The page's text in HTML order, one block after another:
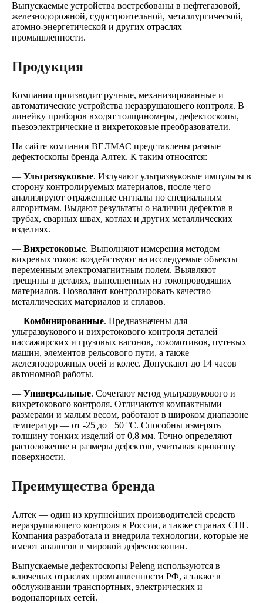
Выпускаемые устройства востребованы в нефтегазовой,
железнодорожной, судостроительной, металлургической,
атомно-энергетической и других отраслях
промышленности.
Продукция
Компания производит ручные, механизированные и
автоматические устройства неразрушающего контроля. В
линейку приборов входят толщиномеры, дефектоскопы,
пьезоэлектрические и вихретоковые преобразователи.
На сайте компании ВЕЛМАС представлены разные
дефектоскопы бренда Алтек. К таким относятся:
— Ультразвуковые. Излучают ультразвуковые импульсы в
сторону контролируемых материалов, после чего
анализируют отраженные сигналы по специальным
алгоритмам. Выдают результаты о наличии дефектов в
трубах, сварных швах, котлах и других металлических
изделиях.
— Вихретоковые. Выполняют измерения методом
вихревых токов: воздействуют на исследуемые объекты
переменным электромагнитным полем. Выявляют
трещины в деталях, выполненных из токопроводящих
материалов. Позволяют контролировать качество
металлических материалов и сплавов.
— Комбинированные. Предназначены для
ультразвукового и вихретокового контроля деталей
пассажирских и грузовых вагонов, локомотивов, путевых
машин, элементов рельсового пути, а также
железнодорожных осей и колес. Допускают до 14 часов
автономной работы.
— Универсальные. Сочетают метод ультразвукового и
вихретокового контроля. Отличаются компактными
размерами и малым весом, работают в широком диапазоне
температур — от -25 до +50 °C. Способны измерять
толщину тонких изделий от 0,8 мм. Точно определяют
расположение и размеры дефектов, учитывая кривизну
поверхности.
Преимущества бренда
Алтек — один из крупнейших производителей средств
неразрушающего контроля в России, а также странах СНГ.
Компания разработала и внедрила технологии, которые не
имеют аналогов в мировой дефектоскопии.
Выпускаемые дефектоскопы Peleng используются в
ключевых отраслях промышленности РФ, а также в
обслуживании транспортных, электрических и
водонапорных сетей.